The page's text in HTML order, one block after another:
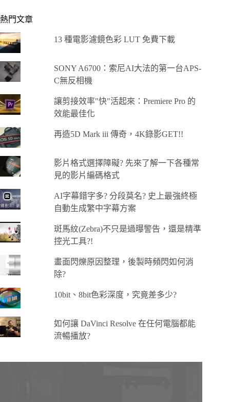
熱門文章
13 種電影濾鏡色彩 LUT 免費下載
SONY A6700：索尼AI大法的第一台APS-
C無反相機
讓剪接效率"快"活起來：Premiere Pro 的
效能最佳化
再造5D Mark iii 傳奇，4K錄影GET!!
影片格式選擇障礙? 先來了解一下各種常
見的影片編碼格式
AI字幕錯字多? 分段莫名? 史上最強終極
自動生成繁中字幕方案
斑馬紋(Zebra)不只是過曝警告，還是精準
控光工具?!
畫面閃爍原因整理，後製時頻閃如何消
除?
10bit、8bit色彩深度，究竟差多少?
如何讓 DaVinci Resolve 在任何電腦都能
流暢播放?